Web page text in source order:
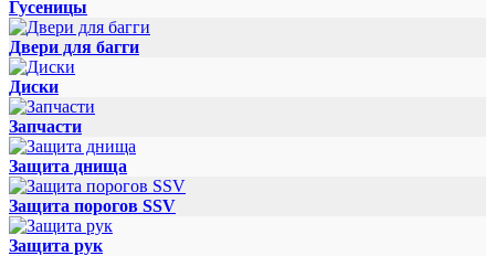
Гусеницы
Двери для багги
Диски
Запчасти
Защита днища
Защита порогов SSV
Защита рук